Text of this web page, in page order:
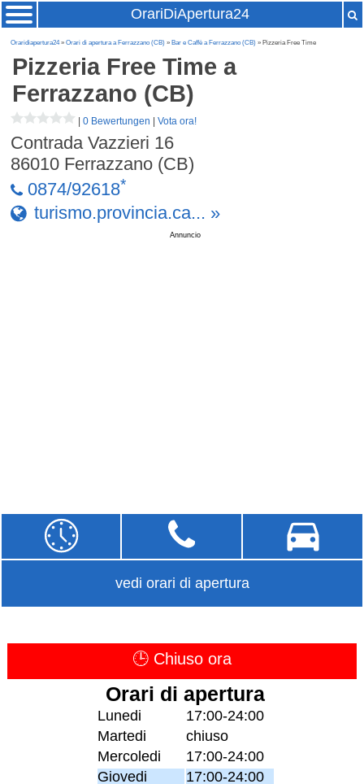
OrariDiApertura24
Oraridiapertura24»Orari di apertura a Ferrazzano (CB) » Bar e Caffè a Ferrazzano (CB) » Pizzeria Free Time
Pizzeria Free Time a
Ferrazzano (CB)
|0 Bewertungen |Vota ora!
Contrada Vazzieri 16
86010 Ferrazzano (CB)
0874/92618*
turismo.provincia.ca... »
Annuncio
vedi orari di apertura
🕒 Chiuso ora
Orari di apertura
Lunedi
17:00-24:00
Martedi
chiuso
Mercoledi
17:00-24:00
Giovedi
17:00-24:00